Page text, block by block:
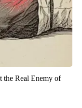
the Real Enemy of